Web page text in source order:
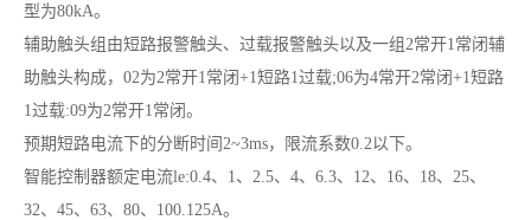
型为80kA。
辅助触头组由短路报警触头、过载报警触头以及一组2常开1常闭辅
助触头构成，02为2常开1常闭+1短路1过载;06为4常开2常闭+1短路
1过载:09为2常开1常闭。
预期短路电流下的分断时间2~3ms，限流系数0.2以下。
智能控制器额定电流le:0.4、1、2.5、4、6.3、12、16、18、25、
32、45、63、80、100.125A。